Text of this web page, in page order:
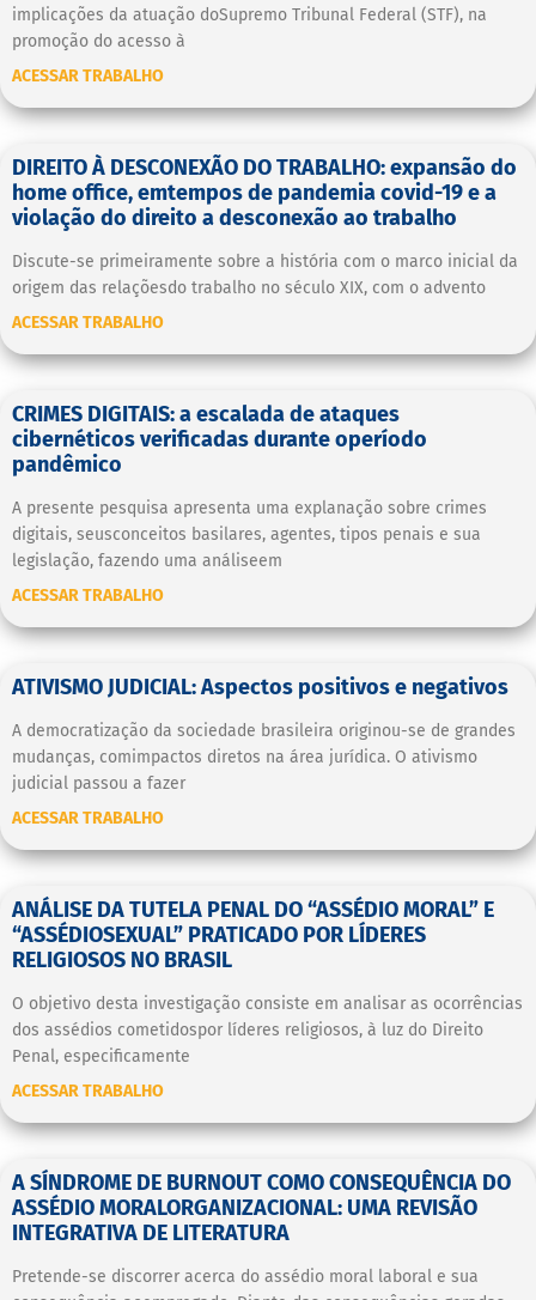
implicações da atuação doSupremo Tribunal Federal (STF), na
promoção do acesso à
ACESSAR TRABALHO
DIREITO À DESCONEXÃO DO TRABALHO: expansão do
home office, emtempos de pandemia covid-19 e a
violação do direito a desconexão ao trabalho
Discute-se primeiramente sobre a história com o marco inicial da
origem das relaçõesdo trabalho no século XIX, com o advento
ACESSAR TRABALHO
CRIMES DIGITAIS: a escalada de ataques
cibernéticos verificadas durante operíodo
pandêmico
A presente pesquisa apresenta uma explanação sobre crimes
digitais, seusconceitos basilares, agentes, tipos penais e sua
legislação, fazendo uma análiseem
ACESSAR TRABALHO
ATIVISMO JUDICIAL: Aspectos positivos e negativos
A democratização da sociedade brasileira originou-se de grandes
mudanças, comimpactos diretos na área jurídica. O ativismo
judicial passou a fazer
ACESSAR TRABALHO
ANÁLISE DA TUTELA PENAL DO “ASSÉDIO MORAL” E
“ASSÉDIOSEXUAL” PRATICADO POR LÍDERES
RELIGIOSOS NO BRASIL
O objetivo desta investigação consiste em analisar as ocorrências
dos assédios cometidospor líderes religiosos, à luz do Direito
Penal, especificamente
ACESSAR TRABALHO
A SÍNDROME DE BURNOUT COMO CONSEQUÊNCIA DO
ASSÉDIO MORALORGANIZACIONAL: UMA REVISÃO
INTEGRATIVA DE LITERATURA
Pretende-se discorrer acerca do assédio moral laboral e sua